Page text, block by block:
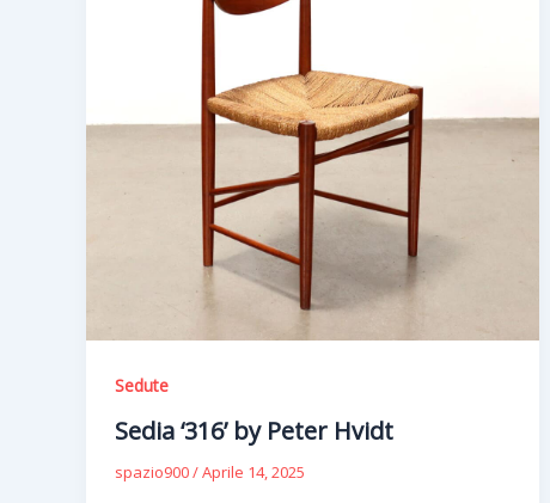
Sedute
Sedia ‘316’ by Peter Hvidt
spazio900/Aprile 14, 2025